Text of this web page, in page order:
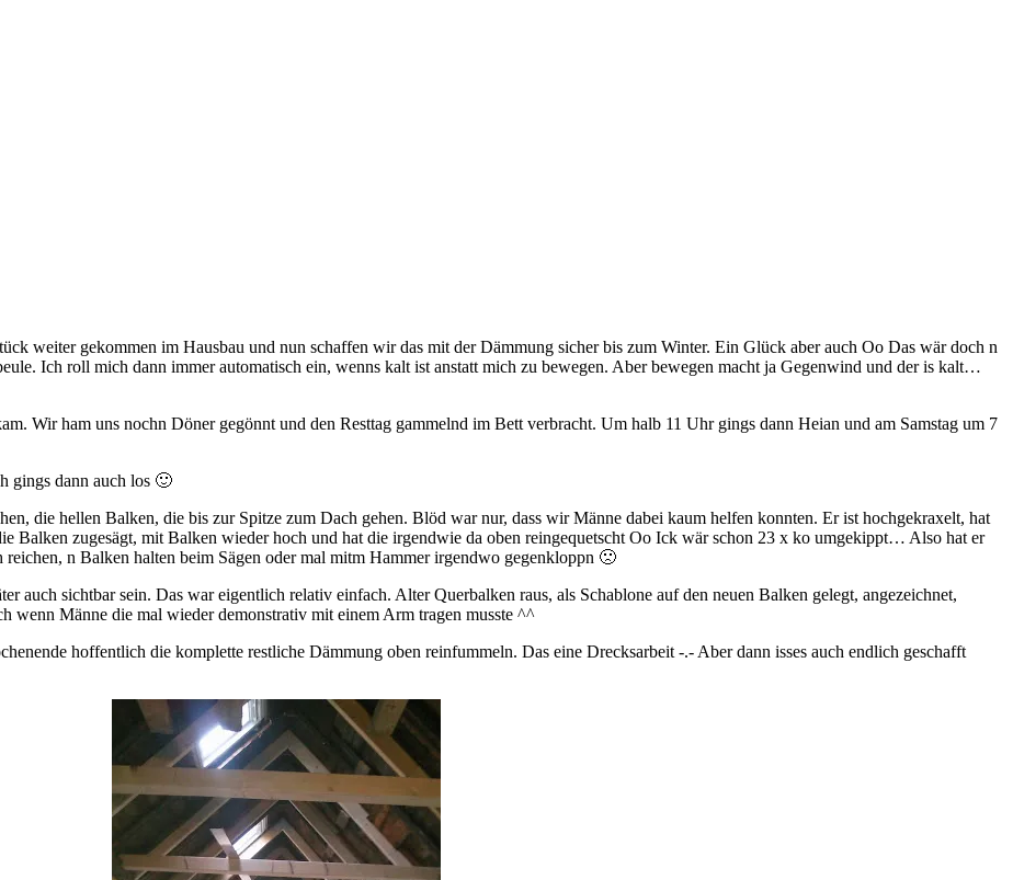
weiter gekommen im Hausbau und nun schaffen wir das mit der Dämmung sicher bis zum Winter. Ein Glück aber auch Oo Das wär doch n
Ich roll mich dann immer automatisch ein, wenns kalt ist anstatt mich zu bewegen. Aber bewegen macht ja Gegenwind und der is kalt…
Wir ham uns nochn Döner gegönnt und den Resttag gammelnd im Bett verbracht. Um halb 11 Uhr gings dann Heian und am Samstag um 7
gings dann auch los 🙂
die hellen Balken, die bis zur Spitze zum Dach gehen. Blöd war nur, dass wir Männe dabei kaum helfen konnten. Er ist hochgekraxelt, hat
Balken zugesägt, mit Balken wieder hoch und hat die irgendwie da oben reingequetscht Oo Ick wär schon 23 x ko umgekippt… Also hat er
n Balken halten beim Sägen oder mal mitm Hammer irgendwo gegenkloppn 🙁
auch sichtbar sein. Das war eigentlich relativ einfach. Alter Querbalken raus, als Schablone auf den neuen Balken gelegt, angezeichnet,
wenn Männe die mal wieder demonstrativ mit einem Arm tragen musste ^^
hoffentlich die komplette restliche Dämmung oben reinfummeln. Das eine Drecksarbeit -.- Aber dann isses auch endlich geschafft